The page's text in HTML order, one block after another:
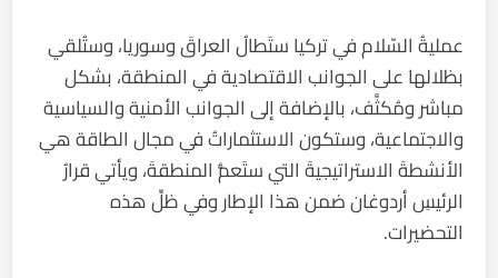
عمليةُ السّلام في تركيا ستَطالُ العراقَ وسوريا، وستُلقي
بظلالها على الجوانب الاقتصادية في المنطقة، بشكل
مباشر ومُكثَّف، بالإضافة إلى الجوانب الأمنية والسياسية
والاجتماعية، وستكون الاستثماراتُ في مجال الطاقة هي
الأنشطةَ الاستراتيجيةَ التي ستَعمُّ المنطقةَ، ويأتي قرارُ
الرئيسِ أردوغان ضمن هذا الإطار وفي ظلِّ هذه
التحضيرات.